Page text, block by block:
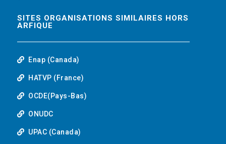
SITES ORGANISATIONS SIMILAIRES HORS
ARFIQUE
Enap (Canada)
HATVP (France)
OCDE(Pays-Bas)
ONUDC
UPAC (Canada)